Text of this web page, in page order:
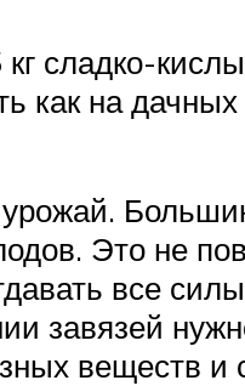
сладко-
на дачных
Это не
все
завязей
веществ и